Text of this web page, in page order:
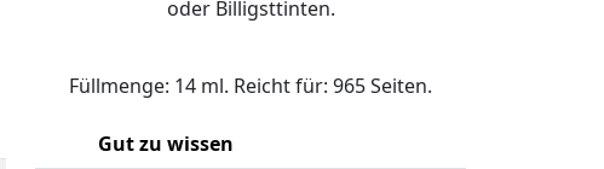
oder Billigsttinten.
Füllmenge: 14 ml. Reicht für: 965 Seiten.
Gut zu wissen